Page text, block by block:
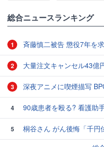
総合ニュースランキング
1 斉藤慎二被告 懲役7年を
2 大量注文キャンセル43億
3 深夜アニメに喫煙描写
4 90歳患者を殴る? 看護助
5
桐谷さん がん後悔「千円